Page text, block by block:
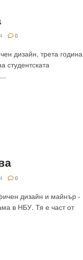
0
дизайн, трета година
студентската
0
дизайн и майнър -
в НБУ. Тя е част от